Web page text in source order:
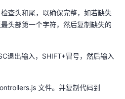
查头和尾，以确保完整，如若缺失
头部第一个字符，然后复制缺失的
退出输入，SHIFT+冒号，然后输入
文件。并复制代码到